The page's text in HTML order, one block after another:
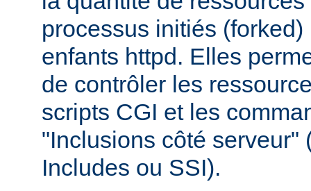
processus initiés
enfants httpd. Elles
de contrôler les
scripts CGI et les
"Inclusions côté serveur"
Includes ou SSI).